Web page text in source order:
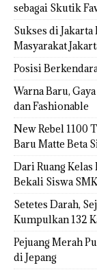
sebagai Skutik
Sukses di
Masyarakat
Posisi
Warna Baru,
dan Fashionable
New Rebel 1100
Baru Matte Beta
Dari Ruang
Bekali Siswa
Setetes Darah,
Kumpulkan 132
Pejuang Merah
di Jepang